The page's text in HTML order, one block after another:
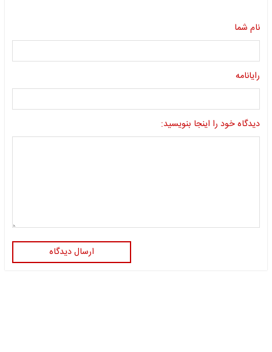
نام شما
رایانامه
دیدگاه خود را اینجا بنویسید:
ارسال دیدگاه